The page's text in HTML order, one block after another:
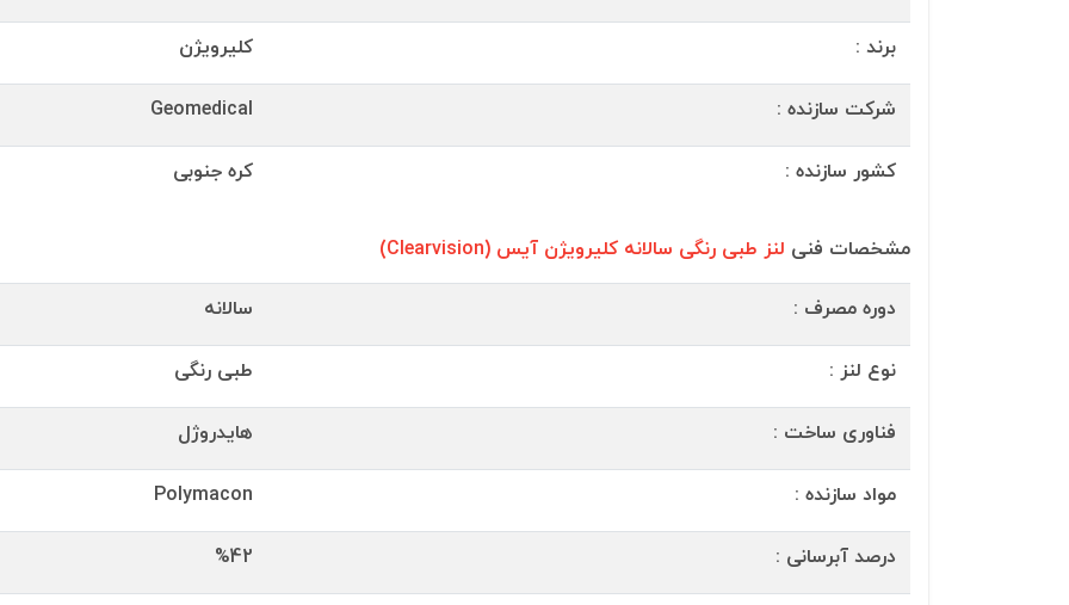
برند : کلیرویژن
شرکت سازنده : Geomedical
کشور سازنده : کره جنوبی
مشخصات فنی لنز طبی رنگی سالانه کلیرویژن آیس (Clearvision)
دوره مصرف : سالانه
نوع لنز : طبی رنگی
فناوری ساخت : هایدروژل
مواد سازنده : Polymacon
درصد آبرسانی : %42